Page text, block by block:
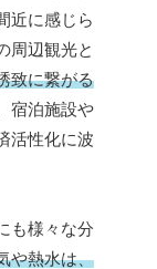
近に感じら
周辺観光と
致に繋がる
宿泊施設や
活性化に波
も様々な分
や熱水は、